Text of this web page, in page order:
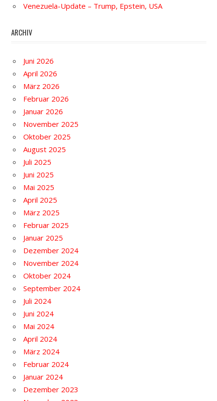
Venezuela-Update – Trump, Epstein, USA
ARCHIV
Juni 2026
April 2026
März 2026
Februar 2026
Januar 2026
November 2025
Oktober 2025
August 2025
Juli 2025
Juni 2025
Mai 2025
April 2025
März 2025
Februar 2025
Januar 2025
Dezember 2024
November 2024
Oktober 2024
September 2024
Juli 2024
Juni 2024
Mai 2024
April 2024
März 2024
Februar 2024
Januar 2024
Dezember 2023